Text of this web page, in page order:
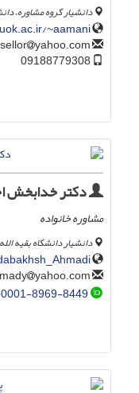
دانشیار گروه مشاوره،
~aamani/
yahoo.com
دکتر خدابخش
مشاوره خانواده
دانشیار دانشگاه بقیه
yahoo.com
8969-8449